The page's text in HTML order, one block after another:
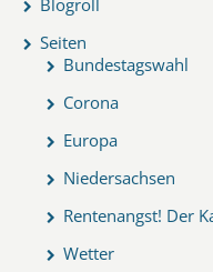
Seiten
Bundestagswahl
Corona
Europa
Niedersachsen
Rentenangst! Der
Wetter